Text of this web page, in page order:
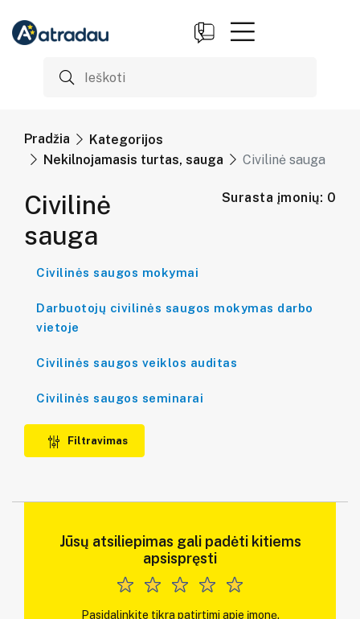
Pradžia
Kategorijos
Nekilnojamasis turtas, sauga
Civilinė sauga
Civilinė
sauga
Surasta įmonių: 0
Civilinės saugos mokymai
Darbuotojų civilinės saugos mokymas darbo
vietoje
Civilinės saugos veiklos auditas
Civilinės saugos seminarai
Filtravimas
Jūsų atsiliepimas gali padėti kitiems
apsispręsti
Pasidalinkite tikra patirtimi apie įmonę.